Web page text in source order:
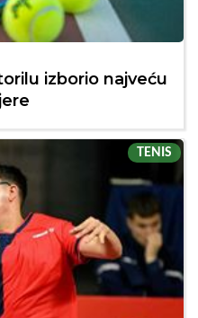
izborio najveću
TENIS